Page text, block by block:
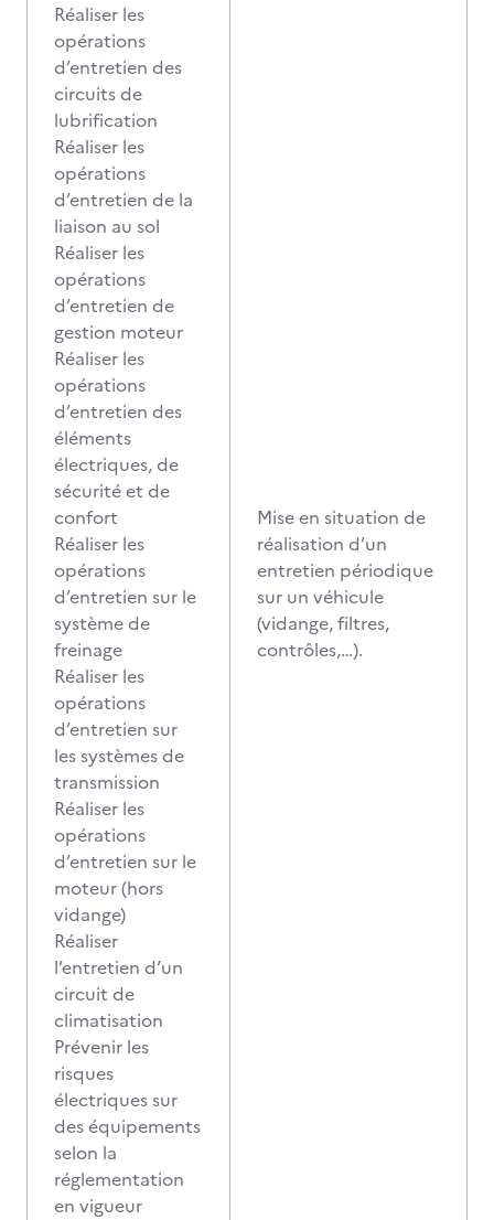
Réaliser les
opérations
d’entretien des
circuits de
lubrification
Réaliser les
opérations
d’entretien de la
liaison au sol
Réaliser les
opérations
d’entretien de
gestion moteur
Réaliser les
opérations
d’entretien des
éléments
électriques, de
sécurité et de
confort
Réaliser les
opérations
d’entretien sur le
système de
freinage
Réaliser les
opérations
d’entretien sur
les systèmes de
transmission
Réaliser les
opérations
d’entretien sur le
moteur (hors
vidange)
Réaliser
l’entretien d’un
circuit de
climatisation
Prévenir les
risques
électriques sur
des équipements
selon la
réglementation
en vigueur
Mise en situation de
réalisation d’un
entretien périodique
sur un véhicule
(vidange, filtres,
contrôles,…).